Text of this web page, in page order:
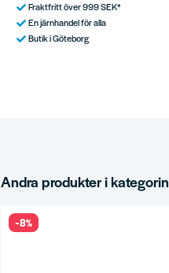
Fraktfritt över 999 SEK*
En järnhandel för alla
Butik i Göteborg
Andra produkter i kategorin
-8%